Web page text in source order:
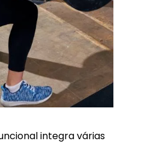
integra várias